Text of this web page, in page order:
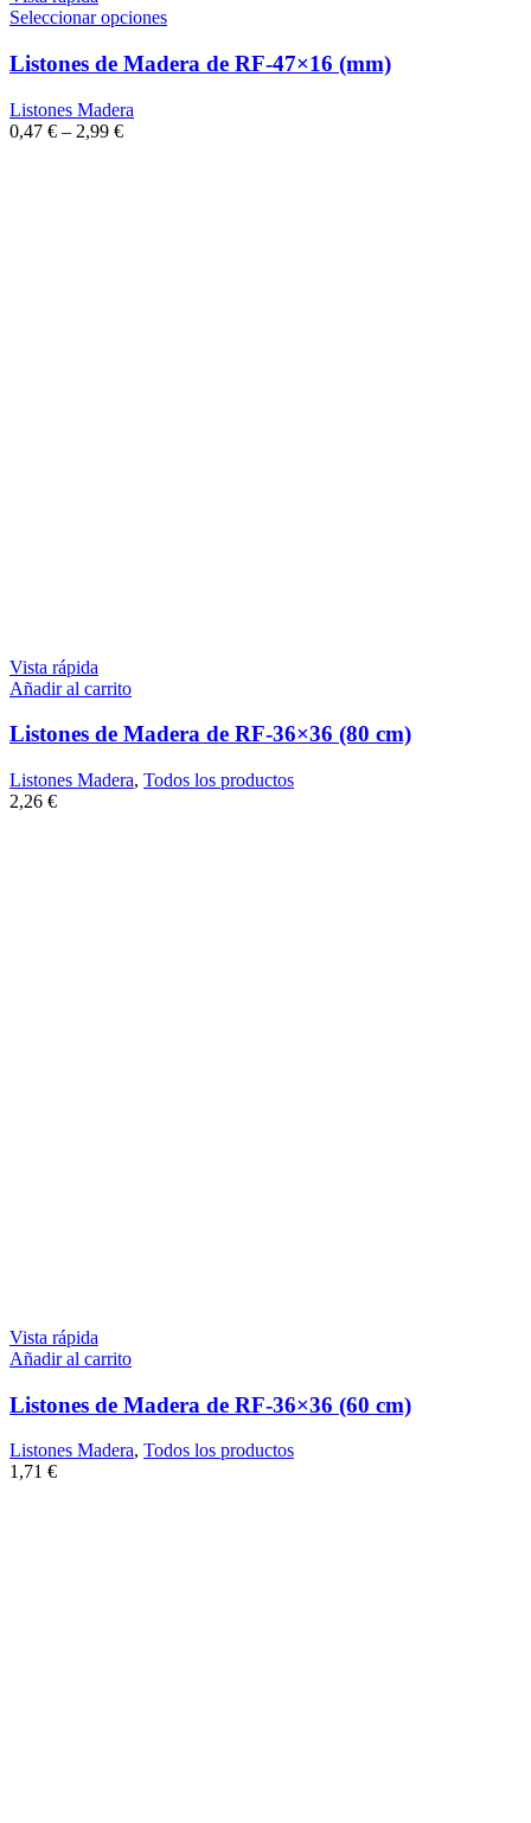
Seleccionar opciones
Listones de Madera de RF-47×16 (mm)
Listones Madera
0,47 € – 2,99 €
Vista rápida
Añadir al carrito
Listones de Madera de RF-36×36 (80 cm)
Listones Madera, Todos los productos
2,26 €
Vista rápida
Añadir al carrito
Listones de Madera de RF-36×36 (60 cm)
Listones Madera, Todos los productos
1,71 €